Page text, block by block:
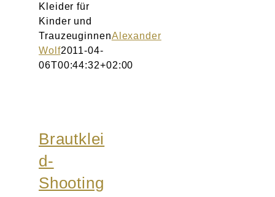
Kleider für
Kinder und
TrauzeuginnenAlexander
Wolf2011-04-
06T00:44:32+02:00
Brautklei
d-
Shooting